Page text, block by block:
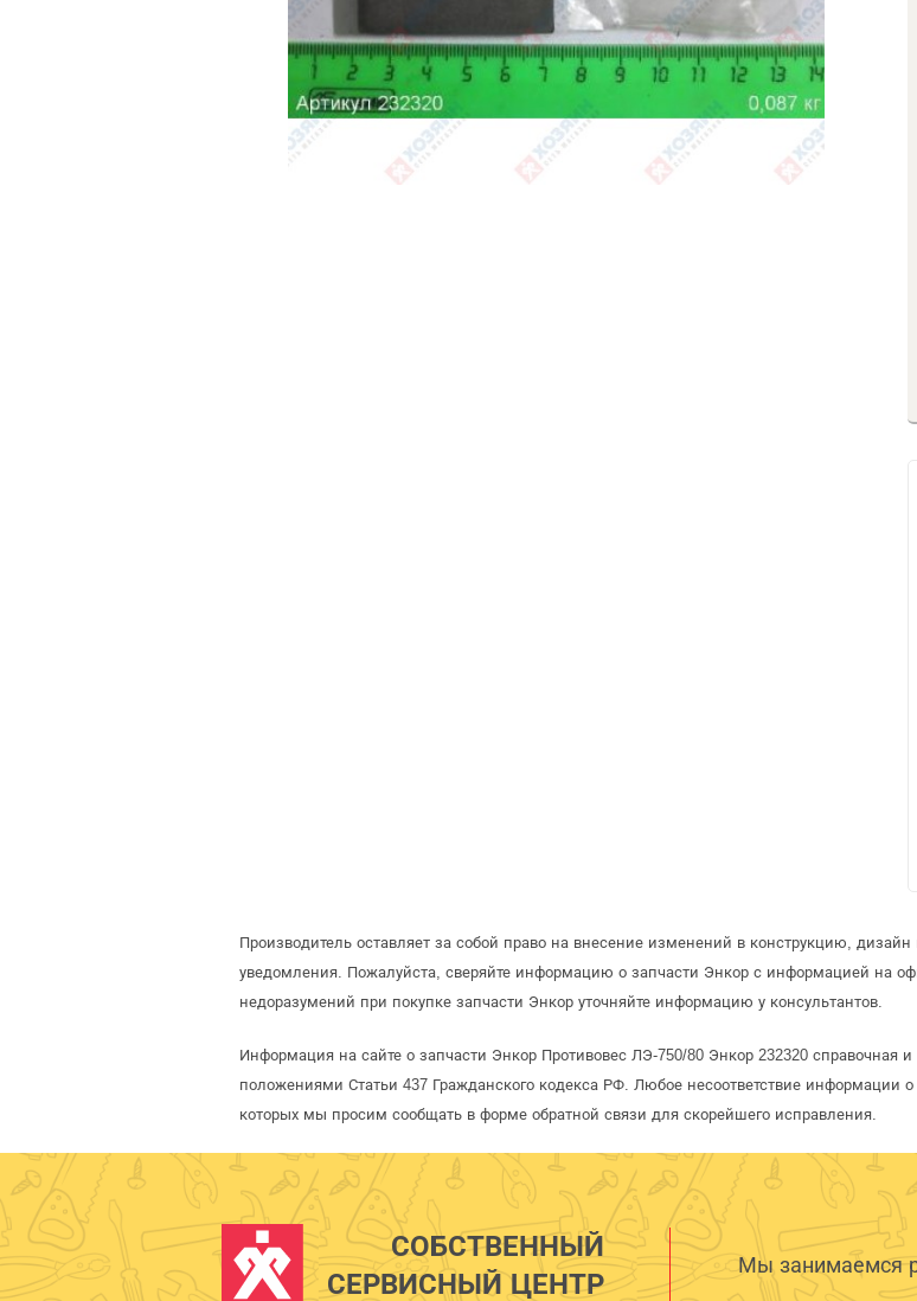
Производитель оставляет за собой право на внесение изменений в конструкцию,
уведомления. Пожалуйста, сверяйте информацию о запчасти Энкор с информацией на
недоразумений при покупке запчасти Энкор уточняйте информацию у консультантов.
Информация на сайте о запчасти Энкор Противовес ЛЭ-750/80 Энкор 232320 справочная
положениями Статьи 437 Гражданского кодекса РФ. Любое несоответствие информации
которых мы просим сообщать в форме обратной связи для скорейшего исправления.
СОБСТВЕННЫЙ
СЕРВИСНЫЙ ЦЕНТР
Мы занимаемся